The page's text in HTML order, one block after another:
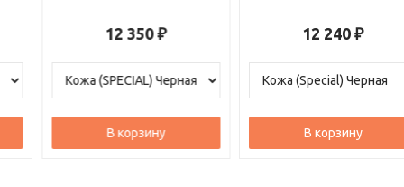
12 350 ₽
В корзину
12 240 ₽
В корзину